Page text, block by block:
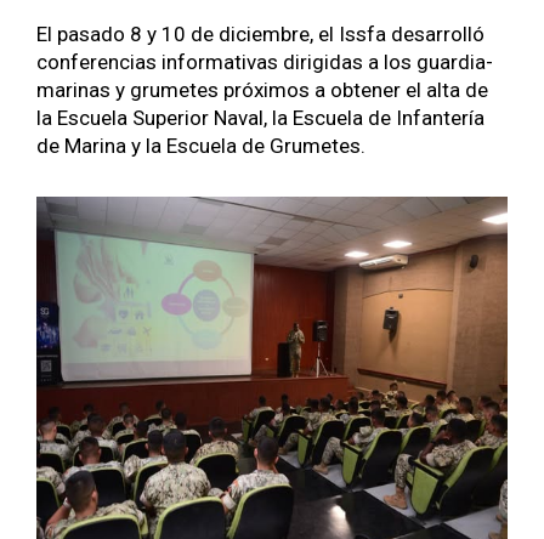
El pasa­do 8 y 10 de diciem­bre, el Iss­fa desar­rol­ló
con­fer­en­cias infor­ma­ti­vas dirigi­das a los guardia­
mari­nas y grumetes próx­i­mos a obten­er el alta de
la Escuela Supe­ri­or Naval, la Escuela de Infan­tería
de Mari­na y la Escuela de Grumetes.